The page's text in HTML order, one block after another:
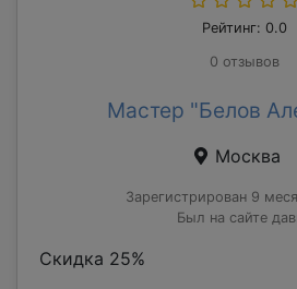
Рейтинг: 0.0
0 отзывов
Мастер "Белов
Москва
Зарегистрирован 9
Был на сайте
Скидка 25%